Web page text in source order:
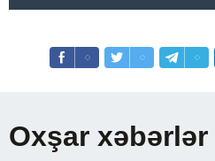
Oxşar xəbərlər